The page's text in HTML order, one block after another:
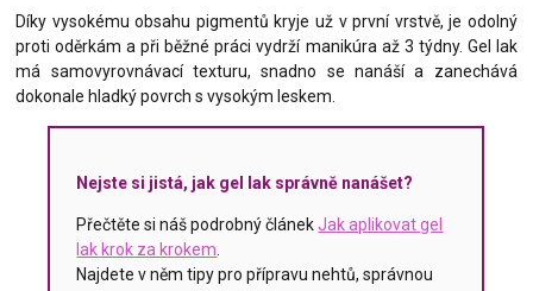
Díky vysokému obsahu pigmentů kryje už v první vrstvě, je odolný
proti oděrkám a při běžné práci vydrží manikúra až 3 týdny. Gel lak
má samovyrovnávací texturu, snadno se nanáší a zanechává
dokonale hladký povrch s vysokým leskem.
Nejste si jistá, jak gel lak správně nanášet?
Přečtěte si náš podrobný článekJak aplikovat gel
lak krok za krokem.
Najdete v něm tipy pro přípravu nehtů, správnou